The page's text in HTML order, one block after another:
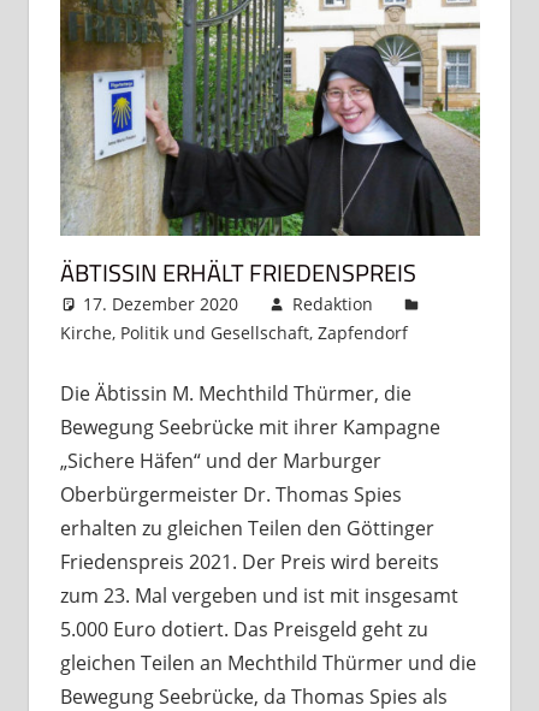
ÄBTISSIN ERHÄLT FRIEDENSPREIS
17. Dezember 2020
Redaktion
Kirche, Politik und Gesellschaft, Zapfendorf
Die Äbtissin M. Mechthild Thürmer, die
Bewegung Seebrücke mit ihrer Kampagne
„Sichere Häfen“ und der Marburger
Oberbürgermeister Dr. Thomas Spies
erhalten zu gleichen Teilen den Göttinger
Friedenspreis 2021. Der Preis wird bereits
zum 23. Mal vergeben und ist mit insgesamt
5.000 Euro dotiert. Das Preisgeld geht zu
gleichen Teilen an Mechthild Thürmer und die
Bewegung Seebrücke, da Thomas Spies als